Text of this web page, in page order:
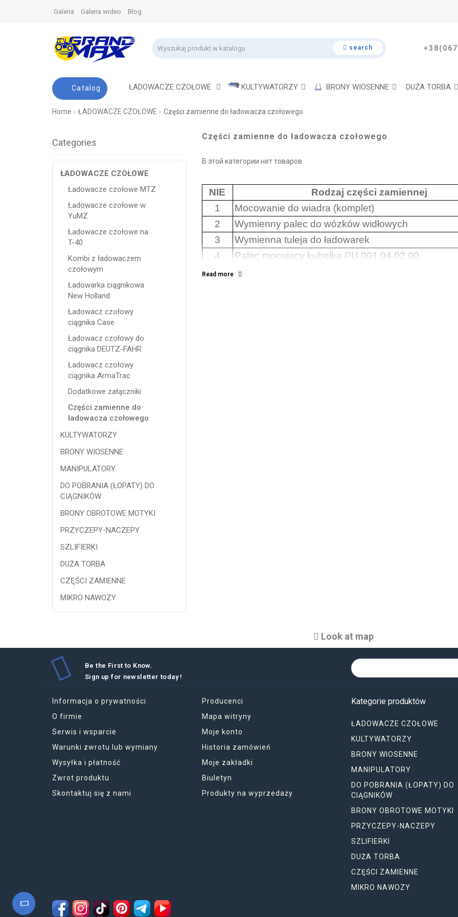
Galeria Galeria wideo Blog
search
Catalog ŁADOWACZE CZOŁOWE KULTYWATORZY BRONY WIOSENNE DUŻA TORBA
Home ŁADOWACZE CZOŁOWE Części zamienne do ładowacza czołowego
Categories
ŁADOWACZE CZOŁOWE
Ładowacze czołowe MTZ
Ładowacze czołowe w
YuMZ
Ładowacze czołowe na
T-40
Kombi z ładowaczem
czołowym
Ładowarka ciągnikowa
New Holland
Ładowacz czołowy
ciągnika Case
Ładowacz czołowy do
ciągnika DEUTZ-FAHR
Ładowacz czołowy
ciągnika ArmaTrac
Dodatkowe załączniki
Części zamienne do
ładowacza czołowego
KULTYWATORZY
BRONY WIOSENNE
MANIPULATORY
DO POBRANIA (ŁOPATY) DO
CIĄGNIKÓW
BRONY OBROTOWE MOTYKI
PRZYCZEPY-NACZEPY
SZLIFIERKI
DUŻA TORBA
CZĘŚCI ZAMIENNE
MIKRO NAWOZY
Części zamienne do ładowacza czołowego
В этой категории нет товаров.
NIE Rodzaj części zamiennej
1
Mocowanie do wiadra (komplet)
2
Wymienny palec do wózków widłowych
3
Wymienna tuleja do ładowarek
4
Palec mocujący kubełka PU 001.04.02.00
5
Palec 143 mm PU 001.13.00.00
Read more
Look at map
Be the First to Know.
Sign up for newsletter today !
Informacja o prywatności
O firmie
Serwis i wsparcie
Warunki zwrotu lub wymiany
Wysyłka i płatność
Zwrot produktu
Skontaktuj się z nami
Producenci
Mapa witryny
Moje konto
Historia zamówień
Moje zakładki
Biuletyn
Produkty na wyprzedaży
Kategorie produktów
ŁADOWACZE CZOŁOWE
KULTYWATORZY
BRONY WIOSENNE
MANIPULATORY
DO POBRANIA (ŁOPATY) DO
CIĄGNIKÓW
BRONY OBROTOWE MOTYKI
PRZYCZEPY-NACZEPY
SZLIFIERKI
DUŻA TORBA
CZĘŚCI ZAMIENNE
MIKRO NAWOZY